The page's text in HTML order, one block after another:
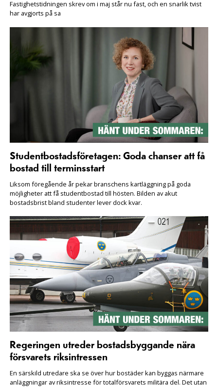
Fastighetstidningen skrev om i maj står nu fast, och en snarlik tvist
har avgjorts på sa
Studentbostadsföretagen: Goda chanser att få
bostad till terminsstart
Liksom föregående år pekar branschens kartläggning på goda
möjligheter att få studentbostad till hösten. Bilden av akut
bostadsbrist bland studenter lever dock kvar.
Regeringen utreder bostadsbyggande nära
försvarets riksintressen
En särskild utredare ska se över hur bostäder kan byggas närmare
anläggningar av riksintresse för totalförsvarets militära del. Det utan